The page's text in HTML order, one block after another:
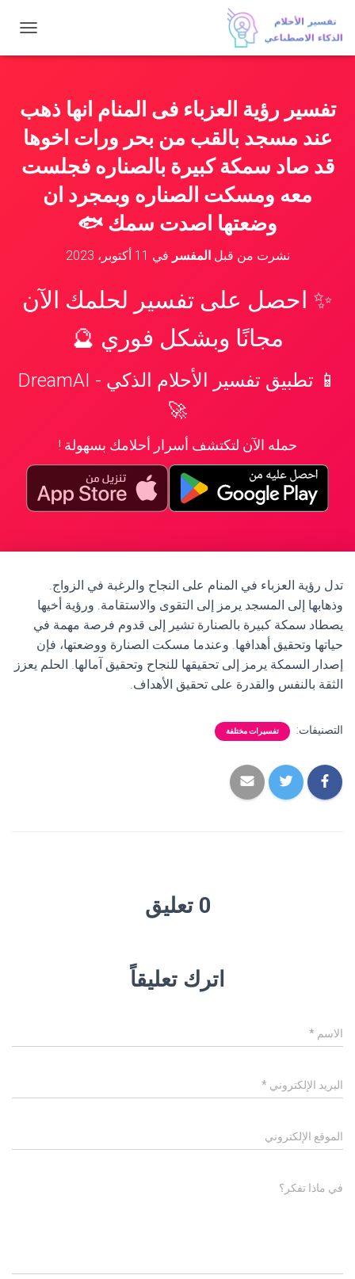
ب
ا
ل
ت
ق
تفسير رؤية العزباء فى المنام انها ذهب
عند مسجد بالقب من بحر ورات اخوها
قد صاد سمكة كبيرة بالصناره فجلست
معه ومسكت الصناره وبمجرد ان
وضعتها اصدت سمك 🐟
نشرت من قبلالمفسر في 11 أكتوبر، 2023
✨ احصل على تفسير لحلمك الآن
مجانًا وبشكل فوري 🔮
📱 تطبيق تفسير الأحلام الذكي - DreamAI
🚀
حمله الآن لتكتشف أسرار أحلامك بسهولة !
تدل رؤية العزباء في المنام على النجاح والرغبة في الزواج.
وذهابها إلى المسجد يرمز إلى التقوى والاستقامة. ورؤية أخيها
يصطاد سمكة كبيرة بالصنارة تشير إلى قدوم فرصة مهمة في
حياتها وتحقيق أهدافها. وعندما مسكت الصنارة ووضعتها، فإن
إصدار السمكة يرمز إلى تحقيقها للنجاح وتحقيق آمالها. الحلم يعزز
الثقة بالنفس والقدرة على تحقيق الأهداف.
التصنيفات: تفسيرات مختلفة
0 تعليق
اترك تعليقاً
الاسم *
البريد الإلكتروني *
الموقع الإلكتروني
في ماذا تفكر؟